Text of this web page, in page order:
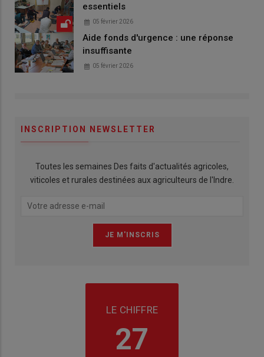
essentiels
05 février 2026
Aide fonds d'urgence : une réponse
insuffisante
05 février 2026
INSCRIPTION NEWSLETTER
Toutes les semaines Des faits d'actualités agricoles,
viticoles et rurales destinées aux agriculteurs de l'Indre.
LE CHIFFRE
27